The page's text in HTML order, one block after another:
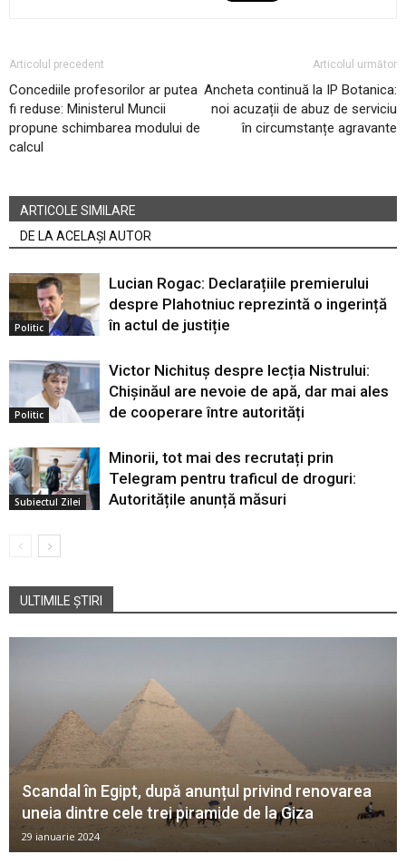
Articolul precedent
Concediile profesorilor ar putea
fi reduse: Ministerul Muncii
propune schimbarea modului de
calcul
Articolul următor
Ancheta continuă la IP Botanica:
noi acuzații de abuz de serviciu
în circumstanțe agravante
ARTICOLE SIMILARE
DE LA ACELAȘI AUTOR
Politic
Lucian Rogac: Declarațiile premierului
despre Plahotniuc reprezintă o ingerință
în actul de justiție
Politic
Victor Nichituș despre lecția Nistrului:
Chișinăul are nevoie de apă, dar mai ales
de cooperare între autorități
Subiectul Zilei
Minorii, tot mai des recrutați prin
Telegram pentru traficul de droguri:
Autoritățile anunță măsuri
ULTIMILE ȘTIRI
Scandal în Egipt, după anunțul privind renovarea
uneia dintre cele trei piramide de la Giza
29 ianuarie 2024